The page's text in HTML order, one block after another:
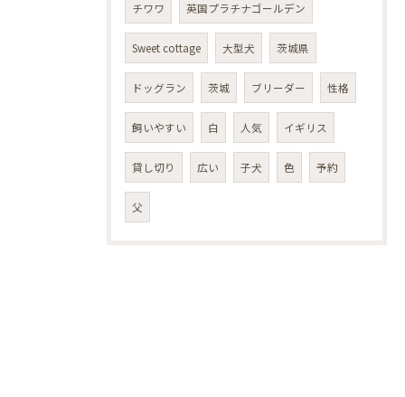
チワワ 英国プラチナゴールデン
Sweet cottage 大型犬 茨城県
ドッグラン 茨城 ブリーダー 性格
飼いやすい 白 人気 イギリス
貸し切り 広い 子犬 色 予約
父